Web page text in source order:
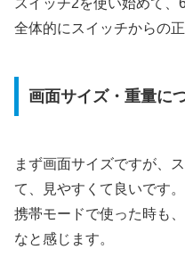
スイッチ2を使い始めて、
全体的にスイッチからの
画面サイズ・重量に
まず画面サイズですが、
て、見やすくて良いです。
携帯モードで使った時も
なと感じます。